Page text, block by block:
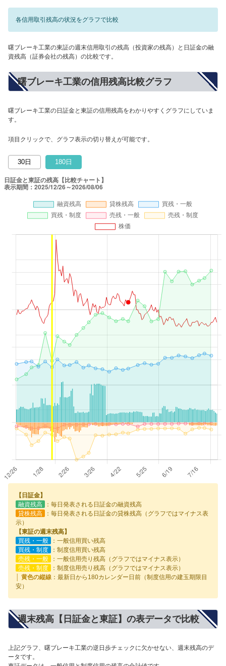
各信用取引残高の状況をグラフで比較
曙ブレーキ工業の東証の週末信用取引の残高（投資家の残高）と日証金の融
資残高（証券会社の残高）の比較です。
曙ブレーキ工業の信用残高比較グラフ
曙ブレーキ工業の日証金と東証の信用残高をわかりやすくグラフにしていま
す。
項目クリックで、グラフ表示の切り替えが可能です。
30日 180日
【日証金】
融資残高
：毎日発表される日証金の融資残高
貸株残高
：毎日発表される日証金の貸株残高（グラフではマイナス表
示）
【東証の週末残高】
買残・一般
：一般信用買い残高
買残・制度
：制度信用買い残高
売残・一般
：一般信用売り残高（グラフではマイナス表示）
売残・制度
：制度信用売り残高（グラフではマイナス表示）
│ 黄色の縦線 ：最新日から180カレンダー日前（制度信用の建玉期限目
安）
週末残高【日証金と東証】の表データで比較
上記グラフ、曙ブレーキ工業の逆日歩チェックに欠かせない、週末残高のデ
ータです。